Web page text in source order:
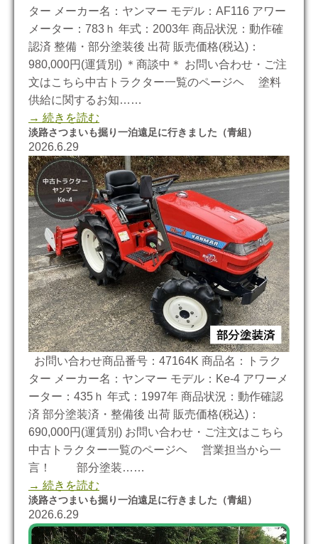
ター メーカー名：ヤンマー モデル：AF116 アワー
メーター：783ｈ 年式：2003年 商品状況：動作確
認済 整備・部分塗装後 出荷 販売価格(税込)：
980,000円(運賃別) ＊商談中＊ お問い合わせ・ご注
文はこちら中古トラクター一覧のページヘ 塗料
供給に関するお知……
→ 続きを読む
淡路さつまいも掘り一泊遠足に行きました（青組）
2026.6.29
お問い合わせ商品番号：47164K 商品名：トラク
ター メーカー名：ヤンマー モデル：Ke-4 アワーメ
ーター：435ｈ 年式：1997年 商品状況：動作確認
済 部分塗装済・整備後 出荷 販売価格(税込)：
690,000円(運賃別) お問い合わせ・ご注文はこちら
中古トラクター一覧のページヘ 営業担当から一
言！ 部分塗装……
→ 続きを読む
淡路さつまいも掘り一泊遠足に行きました（青組）
2026.6.29